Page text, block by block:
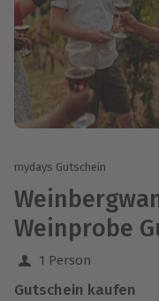
mydays Gutschein
Weinprobe
1 Person
Gutschein kaufen